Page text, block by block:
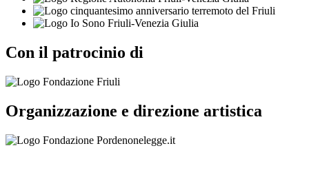
Con il patrocinio di
Organizzazione e direzione artistica